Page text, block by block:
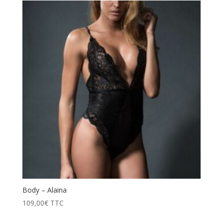
Body – Alaina
109,00€ TTC